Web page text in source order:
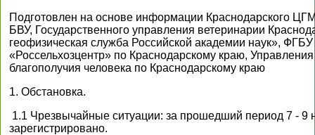
Подготовлен на основе информации Краснодарского
БВУ, Государственного управления ветеринарии
геофизическая служба Российской академии наук»,
«Россельхозцентр» по Краснодарскому краю,
благополучия человека по Краснодарскому краю
1. Обстановка.
1.1 Чрезвычайные ситуации: за прошедший период 7 - 9
зарегистрировано.